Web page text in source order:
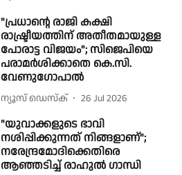
"പ്രധാൻ്റെ രാജി കക്ഷി
രാഷ്ട്രീയത്തിന് അതീതമായുള്ള
പോരാട്ട വിജയം"; സിജെപിയെ
പരാമർശിക്കാതെ കെ.സി.
വേണുഗോപാൽ
ന്യൂസ് ഡെസ്ക് 26 Jul 2026
"യുവാക്കളുടെ ഭാവി
നശിപ്പിക്കുന്നത് നിങ്ങളാണ്";
നരേന്ദ്രമോദിക്കെതിരെ
ആഞ്ഞടിച്ച് രാഹുൽ ഗാന്ധി